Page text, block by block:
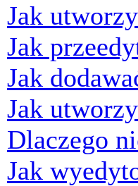
Jak
Jak
Jak
Jak
Dlaczego
Jak